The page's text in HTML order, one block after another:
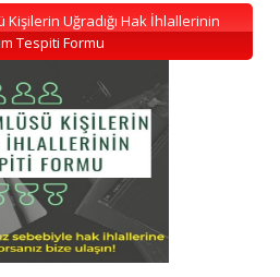
Uğradığı Hak İhlallerinin
Tespiti Formu